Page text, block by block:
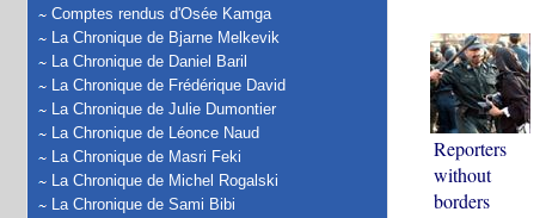
Comptes rendus d'Osée Kamga
La Chronique de Bjarne Melkevik
La Chronique de Daniel Baril
La Chronique de Frédérique David
La Chronique de Julie Dumontier
La Chronique de Léonce Naud
La Chronique de Masri Feki
La Chronique de Michel Rogalski
La Chronique de Sami Bibi
Reporters
without
borders